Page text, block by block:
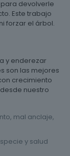
devolverle
Este trabajo
forzar el árbol.
y enderezar
son las mejores
crecimiento
nuestro
mal anclaje,
y salud